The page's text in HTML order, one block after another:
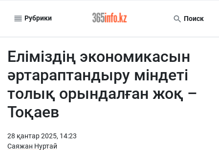
Рубрики Поиск
Еліміздің экономикасын
әртараптандыру міндеті
толық орындалған жоқ –
Тоқаев
28 қантар 2025, 14:23
Саяжан Нуртай